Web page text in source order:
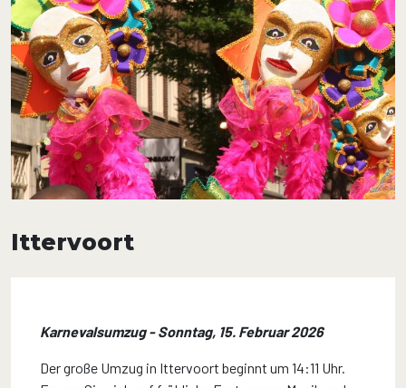
Ittervoort
Karnevalsumzug - Sonntag, 15. Februar 2026
Der große Umzug in Ittervoort beginnt um 14:11 Uhr.